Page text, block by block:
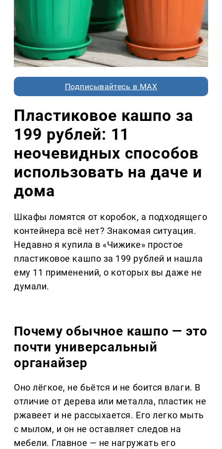
Подписывайтесь в MAX
Пластиковое кашпо за
199 рублей: 11
неочевидных способов
использовать на даче и
дома
Шкафы ломятся от коробок, а подходящего
контейнера всё нет? Знакомая ситуация.
Недавно я купила в «Чижике» простое
пластиковое кашпо за 199 рублей и нашла
ему 11 применений, о которых вы даже не
думали.
Почему обычное кашпо — это
почти универсальный
органайзер
Оно лёгкое, не бьётся и не боится влаги. В
отличие от дерева или металла, пластик не
ржавеет и не рассыхается. Его легко мыть
с мылом, и он не оставляет следов на
мебели. Главное — не нагружать его